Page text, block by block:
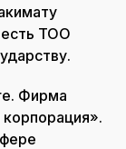
есть ТОО
Фирма